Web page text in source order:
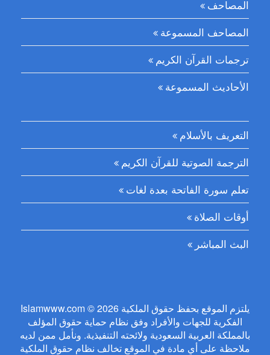
المصاحف
المصاحف المسموعة
ترجمات القرآن الكريم
الأحاديث المسموعة
التعريف بالأسلام
الترجمة الصوتية للقرآن الكريم
تعلم سورة الفاتحة بعدة لغات
أوقات الصلاة
البث المباشر
Islamwww.com © 2026 يلتزم الموقع بحفظ حقوق الملكية
الفكرية للجهات والأفراد وفق نظام حماية حقوق المؤلف
بالمملكة العربية السعودية ولائحته التنفيذية. ونأمل ممن لديه
ملاحظة على أي مادة في الموقع تخالف نظام حقوق الملكية